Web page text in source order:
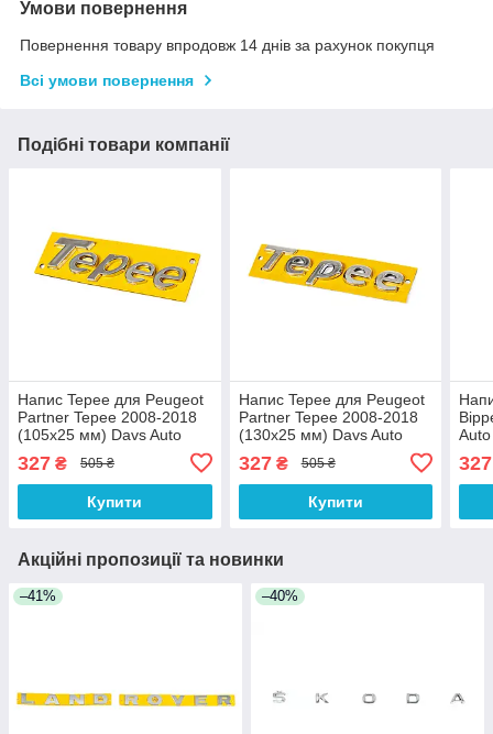
Умови повернення
Повернення товару впродовж 14 днів за рахунок покупця
Всі умови повернення
Подібні товари компанії
Напис Tepee для Peugeot
Partner Tepee 2008-2018
(105х25 мм) Davs Auto
327 ₴ 505 ₴
Купити
Напис Tepee для Peugeot
Partner Tepee 2008-2018
(130х25 мм) Davs Auto
327₴ 505 ₴
Купити
Auto
327
Акційні пропозиції та новинки
–41% –40%